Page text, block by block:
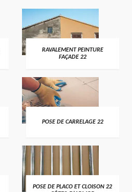
RAVALEMENT PEINTURE
FAÇADE 22
POSE DE CARRELAGE 22
POSE DE PLACO ET CLOISON 22